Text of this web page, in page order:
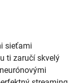
sieťami
ti zaručí skvelý